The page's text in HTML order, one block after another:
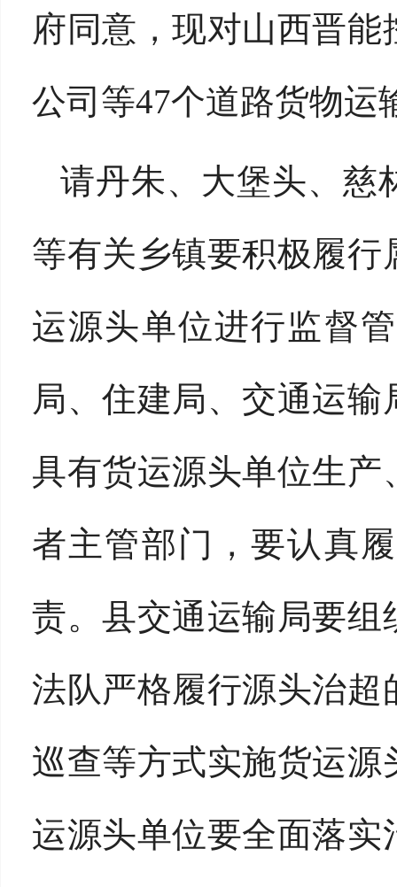
府同意，现对山西晋
公司等47个道路货物运
请丹朱、 大堡头、 慈
等有关乡镇要积极履行
运源头单位进行监督
局、住建局、 交通运输
具有货运源头单位生产
者主管部门，要认真
责。县交通运输局要
法队严格履行源头治
巡查等方式实施货运源
运源头单位要全面落